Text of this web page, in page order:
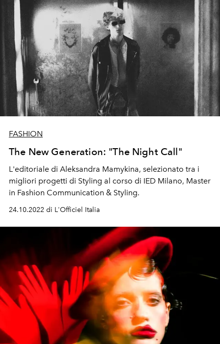
FASHION
The New Generation: "The Night Call"
L'editoriale di Aleksandra Mamykina, selezionato tra i
migliori progetti di Styling al corso di IED Milano, Master
in Fashion Communication & Styling.
24.10.2022 di L'Officiel Italia